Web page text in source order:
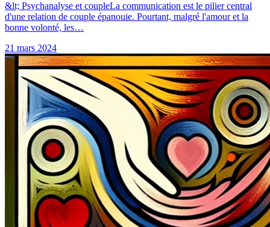
&lt; Psychanalyse et coupleLa communication est le pilier central
d'une relation de couple épanouie. Pourtant, malgré l'amour et la
bonne volonté, les…
21 mars 2024